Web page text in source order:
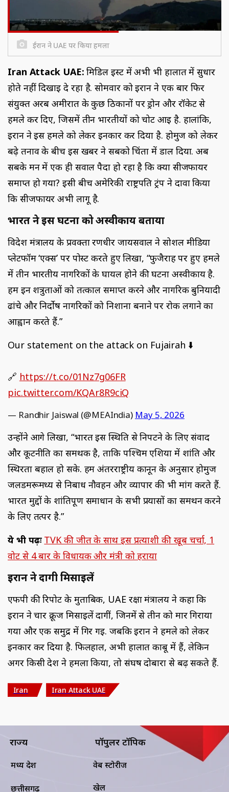
ईरान ने UAE पर किया हमला
Iran Attack UAE: मिडिल ईस्ट में अभी भी हालात में सुधार
होते नहीं दिखाई दे रहा है. सोमवार को ईरान ने एक बार फिर
संयुक्त अरब अमीरात के कुछ ठिकानों पर ड्रोन और रॉकेट से
हमले कर दिए, जिसमें तीन भारतीयों को चोट आई है. हालांकि,
ईरान ने इस हमले को लेकर इनकार कर दिया है. होर्मुज को लेकर
बढ़े तनाव के बीच इस खबर ने सबको चिंता में डाल दिया. अब
सबके मन में एक ही सवाल पैदा हो रहा है कि क्या सीजफायर
समाप्त हो गया? इसी बीच अमेरिकी राष्ट्रपति ट्रंप ने दावा किया
कि सीजफायर अभी लागू है.
भारत ने इस घटना को अस्वीकार्य बताया
विदेश मंत्रालय के प्रवक्ता रणधीर जायसवाल ने सोशल मीडिया
प्लेटफॉर्म ‘एक्स’ पर पोस्ट करते हुए लिखा, “फुजैराह पर हुए हमले
में तीन भारतीय नागरिकों के घायल होने की घटना अस्वीकार्य है.
हम इन शत्रुताओं को तत्काल समाप्त करने और नागरिक बुनियादी
ढांचे और निर्दोष नागरिकों को निशाना बनाने पर रोक लगाने का
आह्वान करते हैं.”
Our statement on the attack on Fujairah ⬇️
🔗 https://t.co/01Nz7g06FR
pic.twitter.com/KQAr8R9ciQ
— Randhir Jaiswal (@MEAIndia) May 5, 2026
उन्होंने आगे लिखा, “भारत इस स्थिति से निपटने के लिए संवाद
और कूटनीति का समर्थक है, ताकि पश्चिम एशिया में शांति और
स्थिरता बहाल हो सके. हम अंतरराष्ट्रीय कानून के अनुसार होर्मुज
जलडमरूमध्य से निर्बाध नौवहन और व्यापार की भी मांग करते हैं.
भारत मुद्दों के शांतिपूर्ण समाधान के सभी प्रयासों का समर्थन करने
के लिए तत्पर है.”
ये भी पढ़ेंः TVK की जीत के साथ इस प्रत्याशी की खूब चर्चा, 1
वोट से 4 बार के विधायक और मंत्री को हराया
ईरान ने दागी मिसाइलें
एफपी की रिपोर्ट के मुताबिक, UAE रक्षा मंत्रालय ने कहा कि
ईरान ने चार क्रूज मिसाइलें दागीं, जिनमें से तीन को मार गिराया
गया और एक समुद्र में गिर गई. जबकि ईरान ने हमले को लेकर
इनकार कर दिया है. फिलहाल, अभी हालात काबू में हैं, लेकिन
अगर किसी देश ने हमला किया, तो संघर्ष दोबारा से बढ़ सकते हैं.
Iran Iran Attack UAE
राज्य
मध्य प्रदेश
छत्तीसगढ़
पॉपुलर टॉपिक
वेब स्टोरीज
खेल